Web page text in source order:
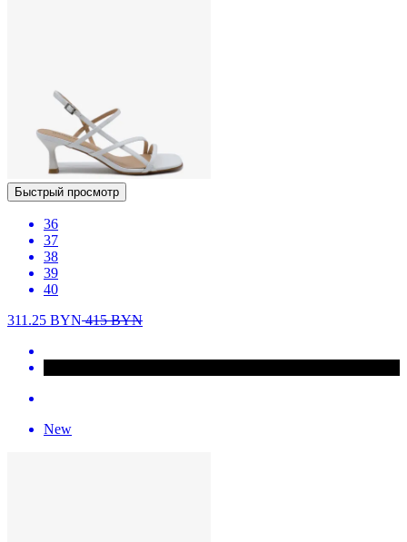
Быстрый просмотр
36
37
38
39
40
311.25 BYN415BYN
New